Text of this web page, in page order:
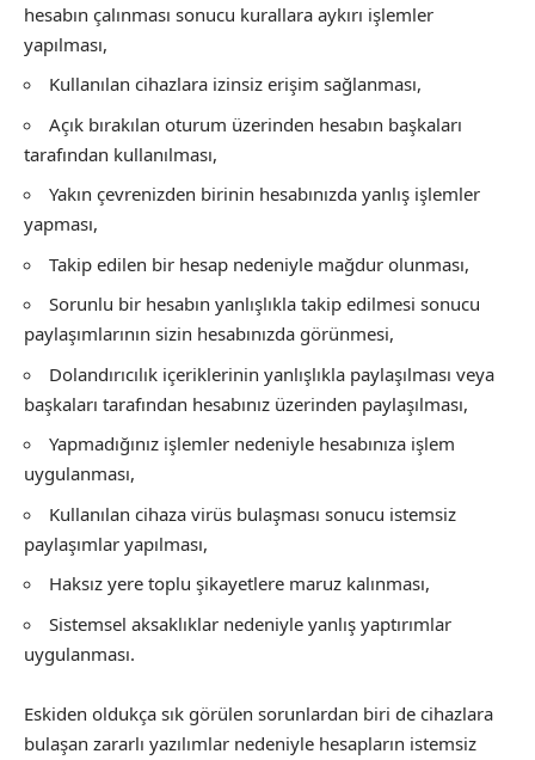
hesabın çalınması sonucu kurallara aykırı işlemler
yapılması,
Kullanılan cihazlara izinsiz erişim sağlanması,
Açık bırakılan oturum üzerinden hesabın başkaları
tarafından kullanılması,
Yakın çevrenizden birinin hesabınızda yanlış işlemler
yapması,
Takip edilen bir hesap nedeniyle mağdur olunması,
Sorunlu bir hesabın yanlışlıkla takip edilmesi sonucu
paylaşımlarının sizin hesabınızda görünmesi,
Dolandırıcılık içeriklerinin yanlışlıkla paylaşılması veya
başkaları tarafından hesabınız üzerinden paylaşılması,
Yapmadığınız işlemler nedeniyle hesabınıza işlem
uygulanması,
Kullanılan cihaza virüs bulaşması sonucu istemsiz
paylaşımlar yapılması,
Haksız yere toplu şikayetlere maruz kalınması,
Sistemsel aksaklıklar nedeniyle yanlış yaptırımlar
uygulanması.
Eskiden oldukça sık görülen sorunlardan biri de cihazlara
bulaşan zararlı yazılımlar nedeniyle hesapların istemsiz